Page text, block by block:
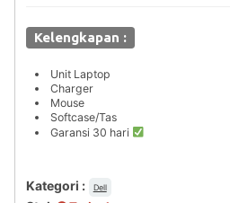
Kelengkapan :
Unit Laptop
Charger
Mouse
Softcase/Tas
Garansi 30 hari
Kategori : Dell